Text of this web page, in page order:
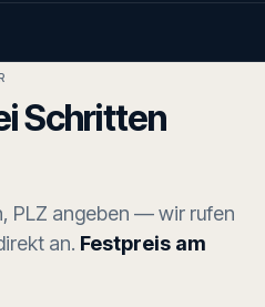
Schritten
PLZ angeben — wir rufen
an. Festpreis am